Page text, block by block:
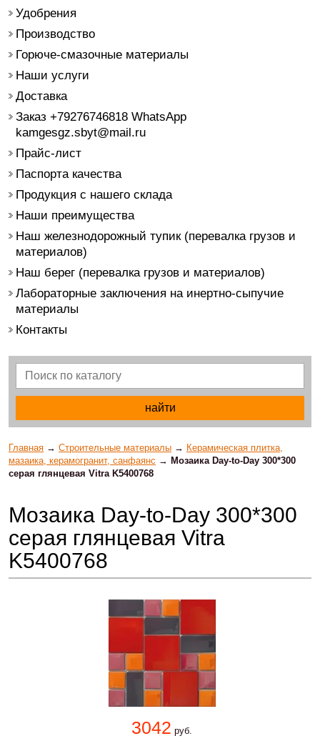
Удобрения
Производство
Горюче-смазочные материалы
Наши услуги
Доставка
Заказ +79276746818 WhatsApp
kamgesgz.sbyt@mail.ru
Прайс-лист
Паспорта качества
Продукция с нашего склада
Наши преимущества
Наш железнодорожный тупик (перевалка грузов и
материалов)
Наш берег (перевалка грузов и материалов)
Лабораторные заключения на инертно-сыпучие
материалы
Контакты
Главная → Строительные материалы → Керамическая плитка,
мазаика, керамогранит, санфаянс → Мозаика Day-to-Day 300*300
серая глянцевая Vitra K5400768
Мозаика Day-to-Day 300*300
серая глянцевая Vitra
K5400768
3042 руб.